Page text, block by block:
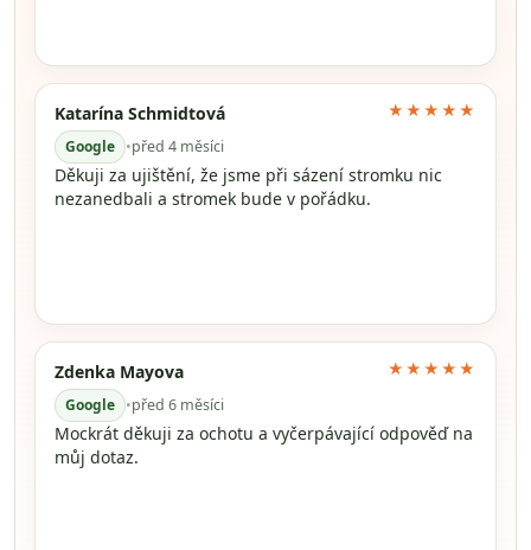
Katarína Schmidtová
Google •před 4 měsíci
★★★★★
Děkuji za ujištění, že jsme při sázení stromku nic
nezanedbali a stromek bude v pořádku.
Zdenka Mayova
Google •před 6 měsíci
★★★★★
Mockrát děkuji za ochotu a vyčerpávající odpověď na
můj dotaz.